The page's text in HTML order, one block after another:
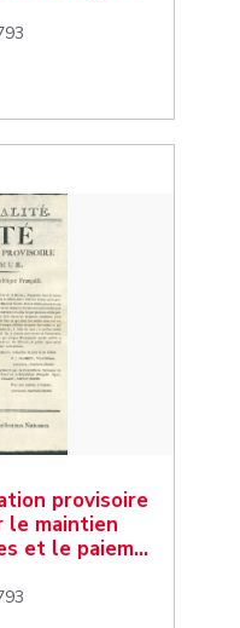
provisoire
le maintien
et le paiem…